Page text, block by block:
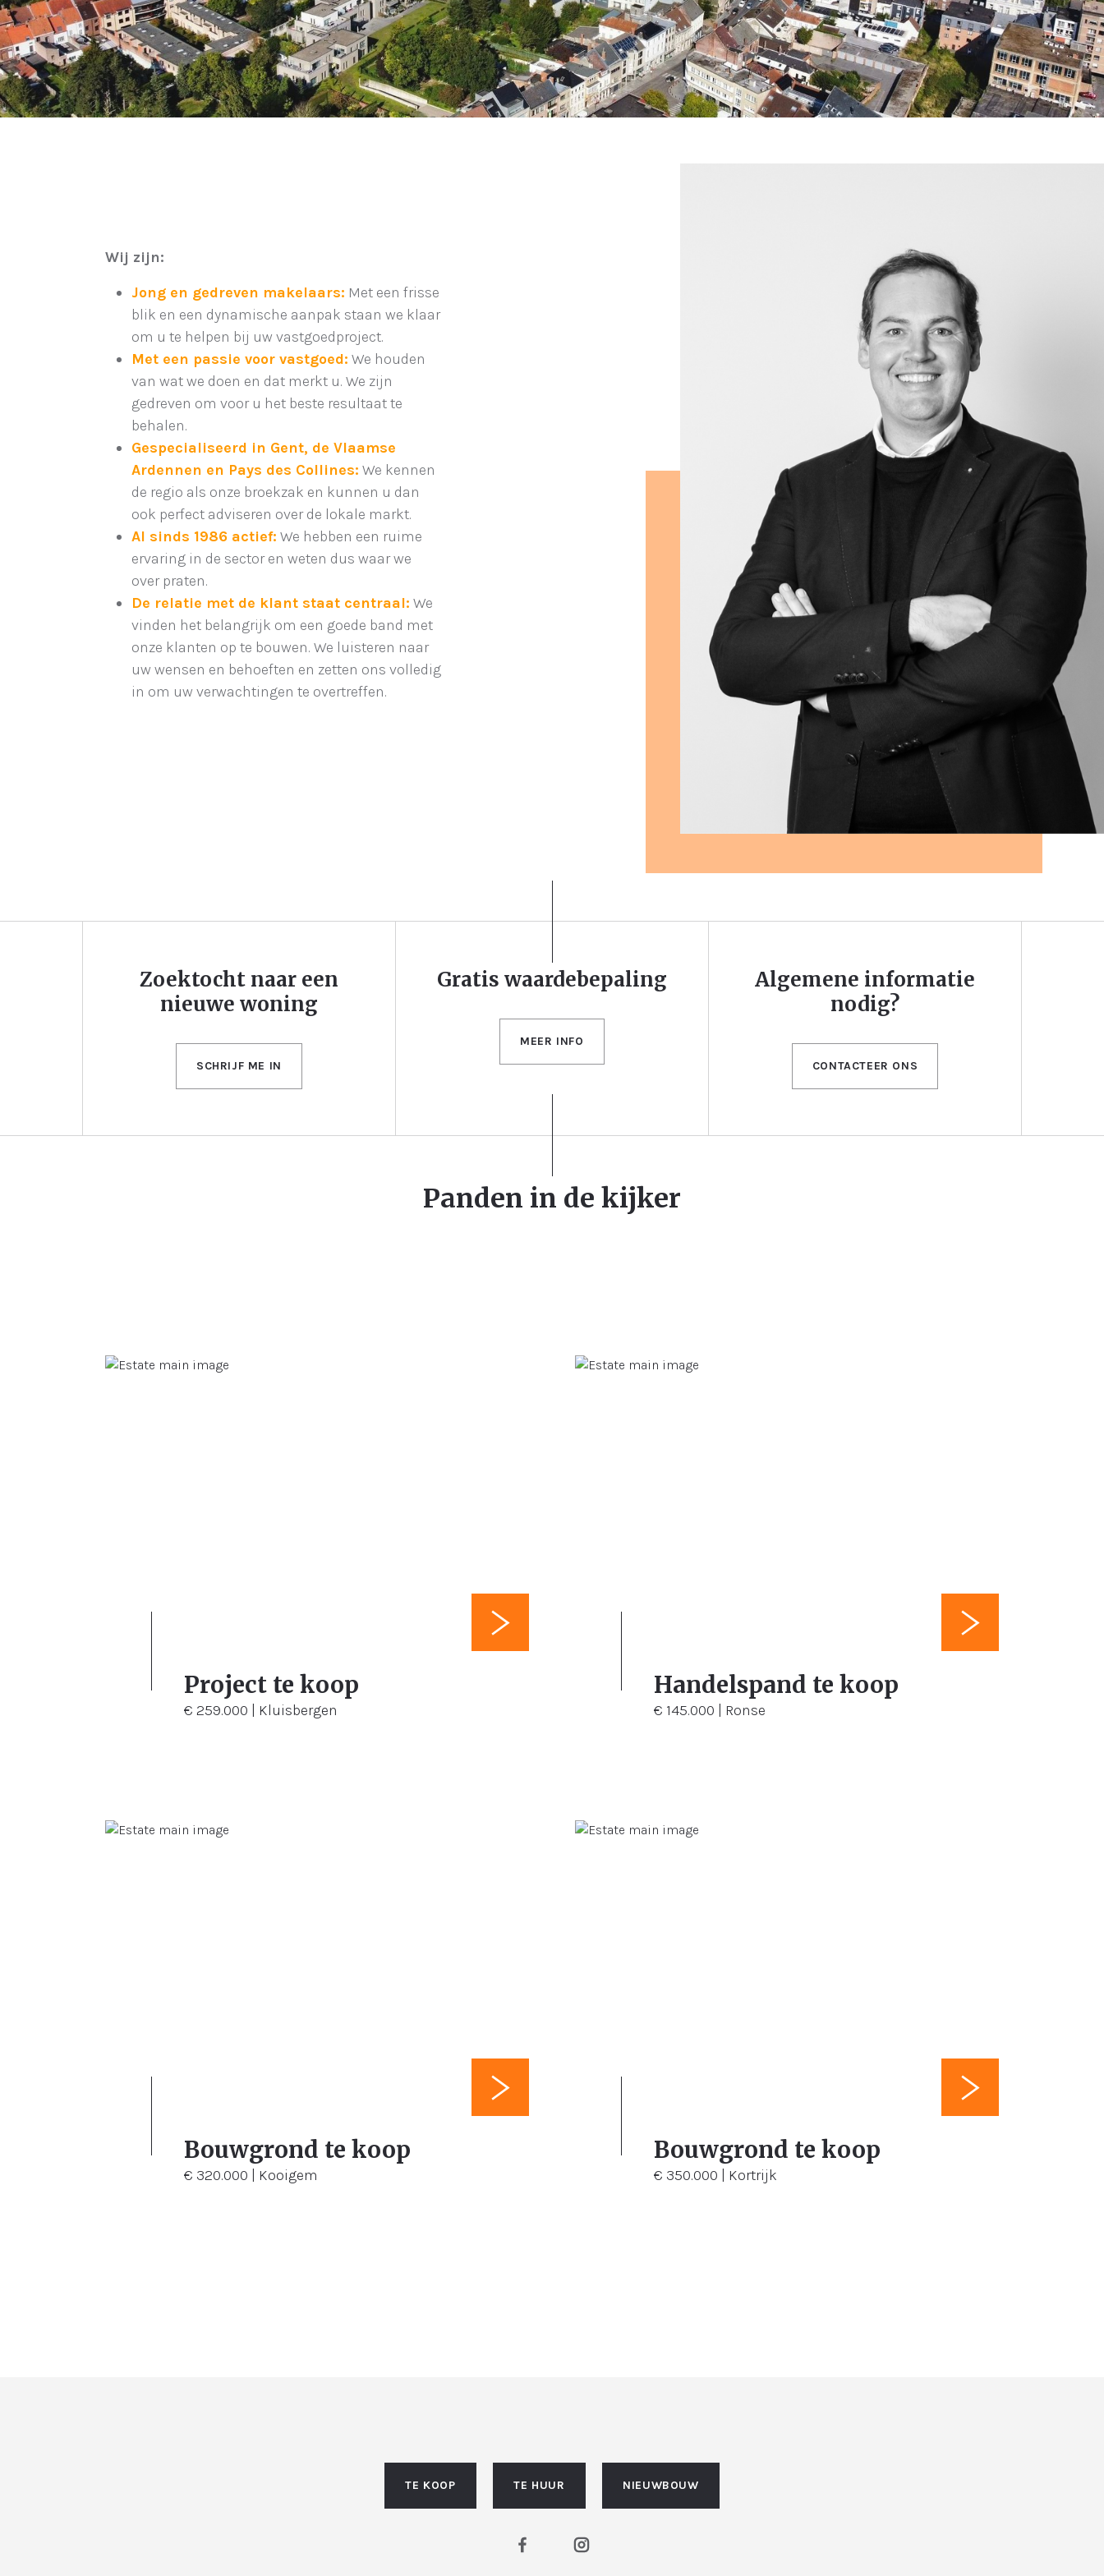
Wij zijn:
Jong en gedreven makelaars: Met een frisse
blik en een dynamische aanpak staan we klaar
om u te helpen bij uw vastgoedproject.
Met een passie voor vastgoed: We houden
van wat we doen en dat merkt u. We zijn
gedreven om voor u het beste resultaat te
behalen.
Gespecialiseerd in Gent, de Vlaamse
Ardennen en Pays des Collines: We kennen
de regio als onze broekzak en kunnen u dan
ook perfect adviseren over de lokale markt.
Al sinds 1986 actief: We hebben een ruime
ervaring in de sector en weten dus waar we
over praten.
De relatie met de klant staat centraal: We
vinden het belangrijk om een goede band met
onze klanten op te bouwen. We luisteren naar
uw wensen en behoeften en zetten ons volledig
in om uw verwachtingen te overtreffen.
Zoektocht naar een
nieuwe woning
SCHRIJF ME IN
Gratis waardebepaling
MEER INFO
Algemene informatie
nodig?
CONTACTEER ONS
Panden in de kijker
Project te koop
€ 259.000 | Kluisbergen
105 m² 105 m²
Handelspand te koop
€ 145.000 | Ronse
1.456 m²
Bouwgrond te koop
€ 320.000 | Kooigem
1.750 m²
Bouwgrond te koop
€ 350.000 | Kortrijk
TE KOOP TE HUUR NIEUWBOUW